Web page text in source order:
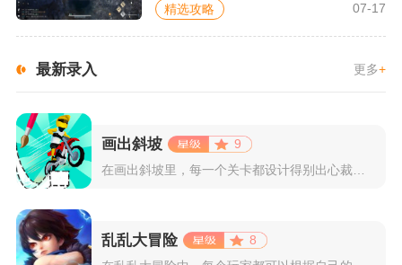
精选攻略 07-17
最新录入 更多+
画出斜坡
9
在画出斜坡里，每一个关卡都设计得别出心裁。玩家需要利用手指在...
乱乱大冒险
8